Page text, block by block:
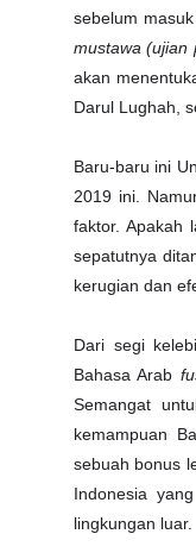
sebelum
mustawa (ujian
akan
Darul Lughah,
Baru-baru ini
2019 ini.
faktor. Apakah
sepatutnya
kerugian dan
Dari segi
Bahasa Arab
Semangat
kemampuan
sebuah bonus
Indonesia
lingkungan luar.